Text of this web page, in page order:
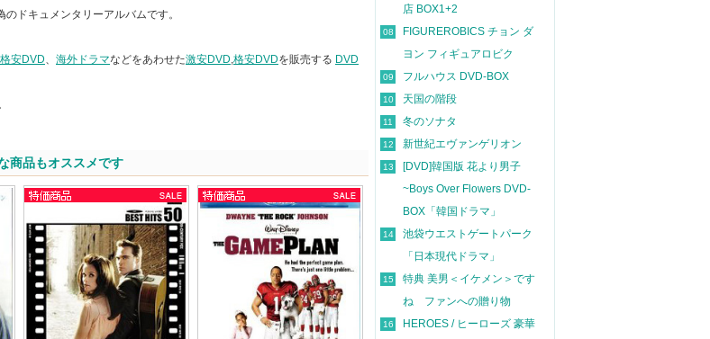
ドキュメンタリーアルバムです。
格安DVD、 海外ドラマなどをあわせた激安DVD,格安DVDを販売する DVD
商品もオススメです
店 BOX1+2
08
FIGUREROBICS チョン ダ
ヨン フィギュアロビク
09 フルハウス DVD-BOX
10 天国の階段
11 冬のソナタ
12 新世紀エヴァンゲリオン
13
[DVD]韓国版 花より男子
~Boys Over Flowers DVD-
BOX「韓国ドラマ」
14
池袋ウエストゲートパーク
「日本現代ドラマ」
15
特典 美男＜イケメン＞です
ね ファンへの贈り物
16
HEROES / ヒーローズ 豪華